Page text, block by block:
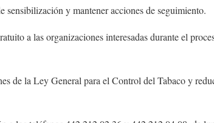
y mantener acciones de seguimiento.
a las organizaciones interesadas durante el
de la Ley General para el Control del Tabaco y